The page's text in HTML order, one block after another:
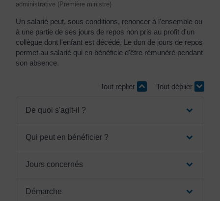
administrative (Première ministre)
Un salarié peut, sous conditions, renoncer à l'ensemble ou
à une partie de ses jours de repos non pris au profit d'un
collègue dont l'enfant est décédé. Le don de jours de repos
permet au salarié qui en bénéficie d'être rémunéré pendant
son absence.
Tout replier Tout déplier
De quoi s'agit-il ?
Qui peut en bénéficier ?
Jours concernés
Démarche